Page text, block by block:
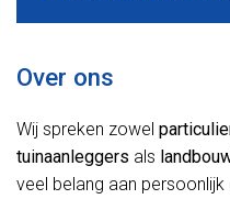
Over ons
Wij spreken zowel
tuinaanleggers als
veel belang aan